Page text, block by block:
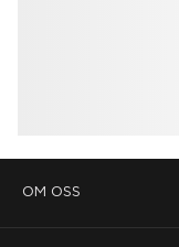
OM OSS